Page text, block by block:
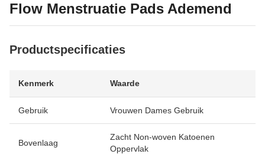
Flow Menstruatie Pads Ademend
Productspecificaties
Kenmerk Waarde
Gebruik Vrouwen Dames Gebruik
Bovenlaag
Zacht Non-woven Katoenen
Oppervlak